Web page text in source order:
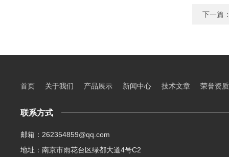
下一篇
首页 关于我们 产品展示 新闻中心 技术文章 荣誉资质
联系方式
邮箱：262354859@qq.com
地址：南京市雨花台区绿都大道4号C2